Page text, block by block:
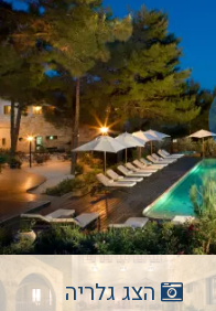
הצג גלריה